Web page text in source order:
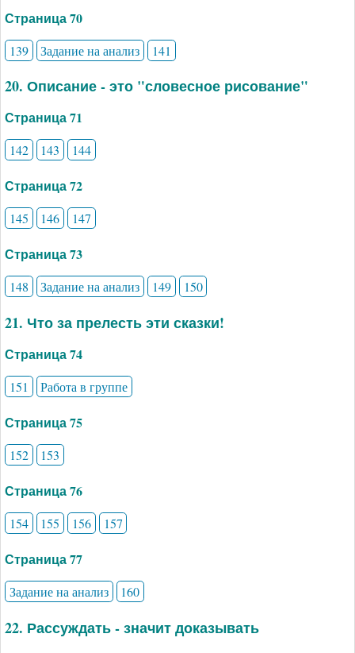
Страница 70
139 Задание на анализ 141
20. Описание - это "словесное рисование"
Страница 71
142 143 144
Страница 72
145 146 147
Страница 73
148 Задание на анализ 149 150
21. Что за прелесть эти сказки!
Страница 74
151 Работа в группе
Страница 75
152 153
Страница 76
154 155 156 157
Страница 77
Задание на анализ 160
22. Рассуждать - значит доказывать